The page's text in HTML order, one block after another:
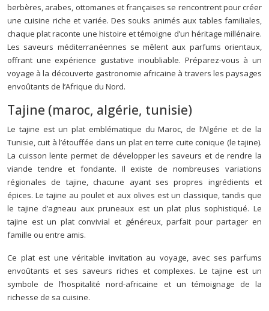
berbères, arabes, ottomanes et françaises se rencontrent pour créer
une cuisine riche et variée. Des souks animés aux tables familiales,
chaque plat raconte une histoire et témoigne d’un héritage millénaire.
Les saveurs méditerranéennes se mêlent aux parfums orientaux,
offrant une expérience gustative inoubliable. Préparez-vous à un
voyage à la découverte gastronomie africaine à travers les paysages
envoûtants de l’Afrique du Nord.
Tajine (maroc, algérie, tunisie)
Le tajine est un plat emblématique du Maroc, de l’Algérie et de la
Tunisie, cuit à l’étouffée dans un plat en terre cuite conique (le tajine).
La cuisson lente permet de développer les saveurs et de rendre la
viande tendre et fondante. Il existe de nombreuses variations
régionales de tajine, chacune ayant ses propres ingrédients et
épices. Le tajine au poulet et aux olives est un classique, tandis que
le tajine d’agneau aux pruneaux est un plat plus sophistiqué. Le
tajine est un plat convivial et généreux, parfait pour partager en
famille ou entre amis.
Ce plat est une véritable invitation au voyage, avec ses parfums
envoûtants et ses saveurs riches et complexes. Le tajine est un
symbole de l’hospitalité nord-africaine et un témoignage de la
richesse de sa cuisine.